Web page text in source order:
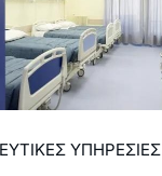
ΥΠΗΡΕΣΙΕΣ